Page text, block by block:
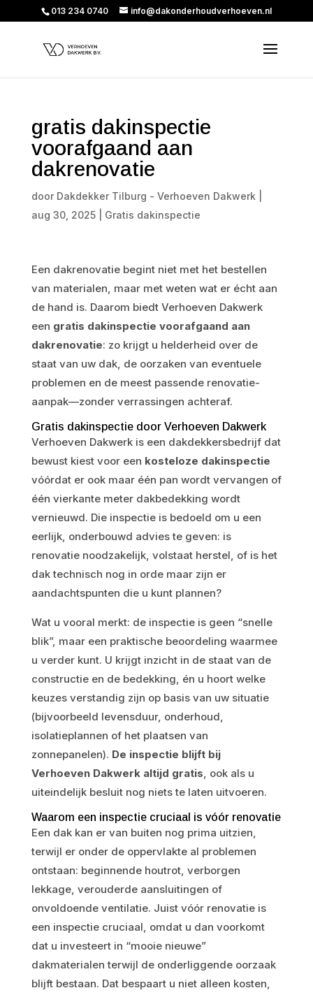
013 234 0740 info@dakonderhoudverhoeven.nl
gratis dakinspectie
voorafgaand aan
dakrenovatie
door Dakdekker Tilburg - Verhoeven Dakwerk
aug 30, 2025| Gratis dakinspectie
Een dakrenovatie begint niet met het bestellen
van materialen, maar met weten wat er écht aan
de hand is. Daarom biedt Verhoeven Dakwerk
een gratis dakinspectie voorafgaand aan
dakrenovatie: zo krijgt u helderheid over de
staat van uw dak, de oorzaken van eventuele
problemen en de meest passende renovatie-
aanpak—zonder verrassingen achteraf.
Gratis dakinspectie door Verhoeven Dakwerk
Verhoeven Dakwerk is een dakdekkersbedrijf dat
bewust kiest voor een kosteloze dakinspectie
vóórdat er ook maar één pan wordt vervangen of
één vierkante meter dakbedekking wordt
vernieuwd. Die inspectie is bedoeld om u een
eerlijk, onderbouwd advies te geven: is
renovatie noodzakelijk, volstaat herstel, of is het
dak technisch nog in orde maar zijn er
aandachtspunten die u kunt plannen?
Wat u vooral merkt: de inspectie is geen “snelle
blik”, maar een praktische beoordeling waarmee
u verder kunt. U krijgt inzicht in de staat van de
constructie en de bedekking, én u hoort welke
keuzes verstandig zijn op basis van uw situatie
(bijvoorbeeld levensduur, onderhoud,
isolatieplannen of het plaatsen van
zonnepanelen). De inspectie blijft bij
Verhoeven Dakwerk altijd gratis, ook als u
uiteindelijk besluit nog niets te laten uitvoeren.
Waarom een inspectie cruciaal is vóór renovatie
Een dak kan er van buiten nog prima uitzien,
terwijl er onder de oppervlakte al problemen
ontstaan: beginnende houtrot, verborgen
lekkage, verouderde aansluitingen of
onvoldoende ventilatie. Juist vóór renovatie is
een inspectie cruciaal, omdat u dan voorkomt
dat u investeert in “mooie nieuwe”
dakmaterialen terwijl de onderliggende oorzaak
blijft bestaan. Dat bespaart u niet alleen kosten,